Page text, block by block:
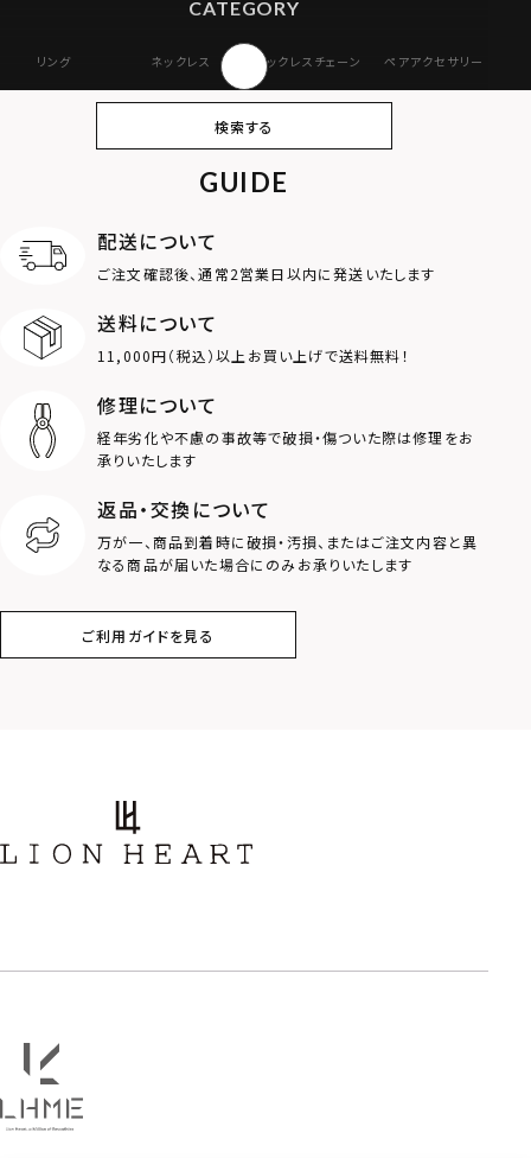
CATEGORY
リング ネックレス ネックレスチェーン ペアアクセサリー
オンラインストア
ギフトボックス
MOTIF
ダブルリング
ロゴ
クラウン
スター
フラワー
検索する
GUIDE
配送について
ご注文確認後、通常2営業日以内に発送いたします
送料について
11,000円（税込）以上お買い上げで送料無料！
修理について
経年劣化や不慮の事故等で破損・傷ついた際は修理をお
承りいたします
返品・交換について
万が一、商品到着時に破損・汚損、またはご注文内容と異
なる商品が届いた場合にのみお承りいたします
ご利用ガイドを見る